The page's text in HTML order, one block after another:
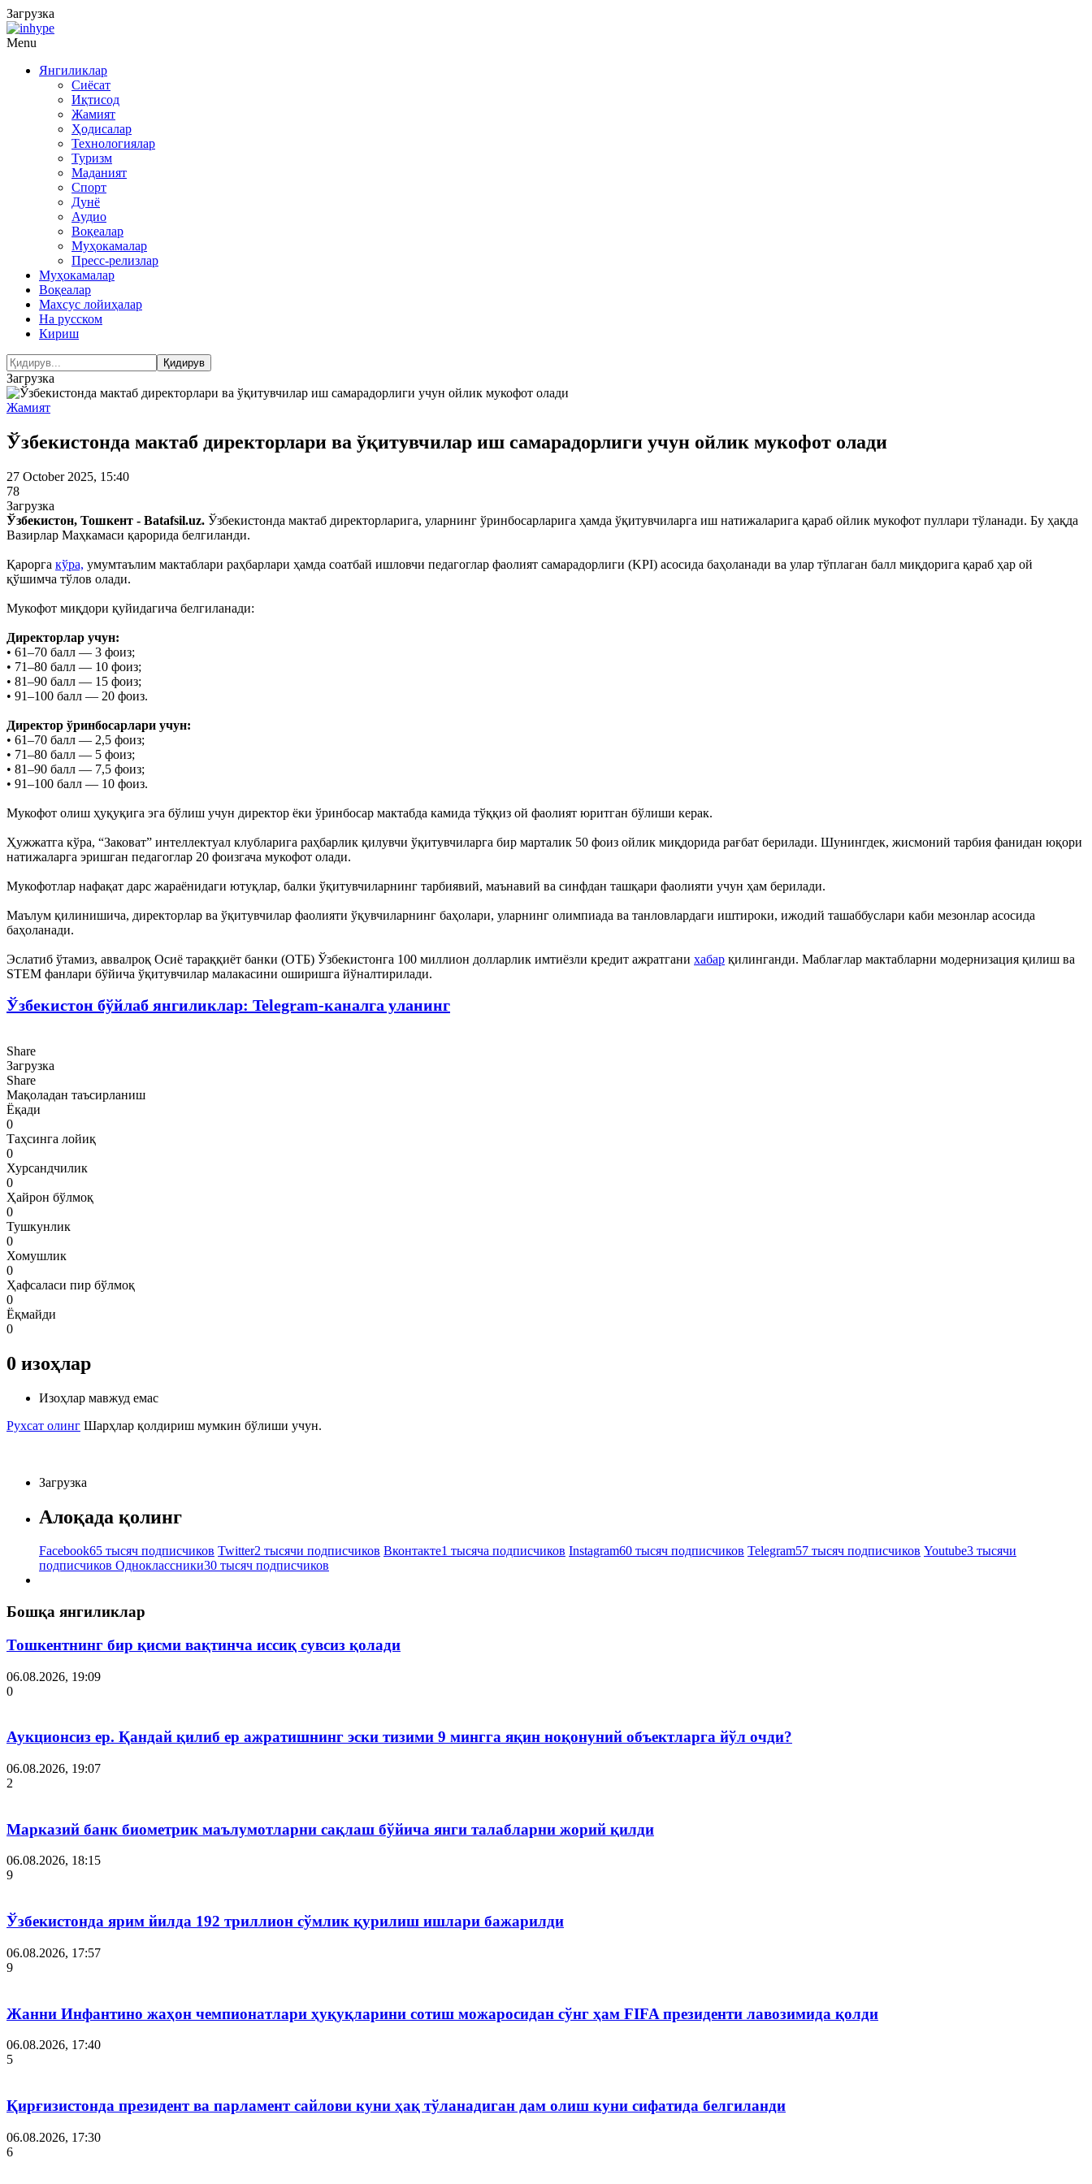
Загрузка
Menu
Янгиликлар
Сиёсат
Иқтисод
Жамият
Ҳодисалар
Технологиялар
Туризм
Маданият
Спорт
Дунё
Аудио
Воқеалар
Муҳокамалар
Пресс-релизлар
Муҳокамалар
Воқеалар
Махсус лойиҳалар
На русском
Кириш
Загрузка
Жамият
Ўзбекистонда мактаб директорлари ва ўқитувчилар иш самарадорлиги учун ойлик мукофот олади
27 October 2025, 15:40
78
Загрузка
Ўзбекистон, Тошкент - Batafsil.uz. Ўзбекистонда мактаб директорларига, уларнинг ўринбосарларига ҳамда ўқитувчиларга иш натижаларига қараб ойлик мукофот пуллари тўланади. Бу ҳақда
Вазирлар Маҳкамаси қарорида белгиланди.
Қарорга кўра, умумтаълим мактаблари раҳбарлари ҳамда соатбай ишловчи педагоглар фаолият самарадорлиги (KPI) асосида баҳоланади ва улар тўплаган балл миқдорига қараб ҳар ой
қўшимча тўлов олади.
Мукофот миқдори қуйидагича белгиланади:
Директорлар учун:
• 61–70 балл — 3 фоиз;
• 71–80 балл — 10 фоиз;
• 81–90 балл — 15 фоиз;
• 91–100 балл — 20 фоиз.
Директор ўринбосарлари учун:
• 61–70 балл — 2,5 фоиз;
• 71–80 балл — 5 фоиз;
• 81–90 балл — 7,5 фоиз;
• 91–100 балл — 10 фоиз.
Мукофот олиш ҳуқуқига эга бўлиш учун директор ёки ўринбосар мактабда камида тўққиз ой фаолият юритган бўлиши керак.
Ҳужжатга кўра, “Заковат” интеллектуал клубларига раҳбарлик қилувчи ўқитувчиларга бир марталик 50 фоиз ойлик миқдорида рағбат берилади. Шунингдек, жисмоний тарбия фанидан юқори
натижаларга эришган педагоглар 20 фоизгача мукофот олади.
Мукофотлар нафақат дарс жараёнидаги ютуқлар, балки ўқитувчиларнинг тарбиявий, маънавий ва синфдан ташқари фаолияти учун ҳам берилади.
Маълум қилинишича, директорлар ва ўқитувчилар фаолияти ўқувчиларнинг баҳолари, уларнинг олимпиада ва танловлардаги иштироки, ижодий ташаббуслари каби мезонлар асосида
баҳоланади.
Эслатиб ўтамиз, аввалроқ Осиё тараққиёт банки (ОТБ) Ўзбекистонга 100 миллион долларлик имтиёзли кредит ажратгани хабар қилинганди. Маблағлар мактабларни модернизация қилиш ва
STEM фанлари бўйича ўқитувчилар малакасини оширишга йўналтирилади.
Ўзбекистон бўйлаб янгиликлар: Telegram-каналга уланинг
Share
Загрузка
Share
Мақоладан таъсирланиш
Ёқади
0
Таҳсинга лойиқ
0
Хурсандчилик
0
Ҳайрон бўлмоқ
0
Тушкунлик
0
Хомушлик
0
Ҳафсаласи пир бўлмоқ
0
Ёқмайди
0
0 изоҳлар
Изоҳлар мавжуд емас
Рухсат олинг Шарҳлар қолдириш мумкин бўлиши учун.
Загрузка
Алоқада қолинг
Facebook65 тысяч подписчиков Twitter2 тысячи подписчиков Вконтакте1 тысяча подписчиков Instagram60 тысяч подписчиков Telegram57 тысяч подписчиков Youtube3 тысячи
подписчиков Одноклассники30 тысяч подписчиков
Бошқа янгиликлар
Тошкентнинг бир қисми вақтинча иссиқ сувсиз қолади
06.08.2026, 19:09
0
Аукционсиз ер. Қандай қилиб ер ажратишнинг эски тизими 9 мингга яқин ноқонуний объектларга йўл очди?
06.08.2026, 19:07
2
Марказий банк биометрик маълумотларни сақлаш бўйича янги талабларни жорий қилди
06.08.2026, 18:15
9
Ўзбекистонда ярим йилда 192 триллион сўмлик қурилиш ишлари бажарилди
06.08.2026, 17:57
9
Жанни Инфантино жаҳон чемпионатлари ҳуқуқларини сотиш можаросидан сўнг ҳам FIFA президенти лавозимида қолди
06.08.2026, 17:40
5
Қирғизистонда президент ва парламент сайлови куни ҳақ тўланадиган дам олиш куни сифатида белгиланди
06.08.2026, 17:30
6